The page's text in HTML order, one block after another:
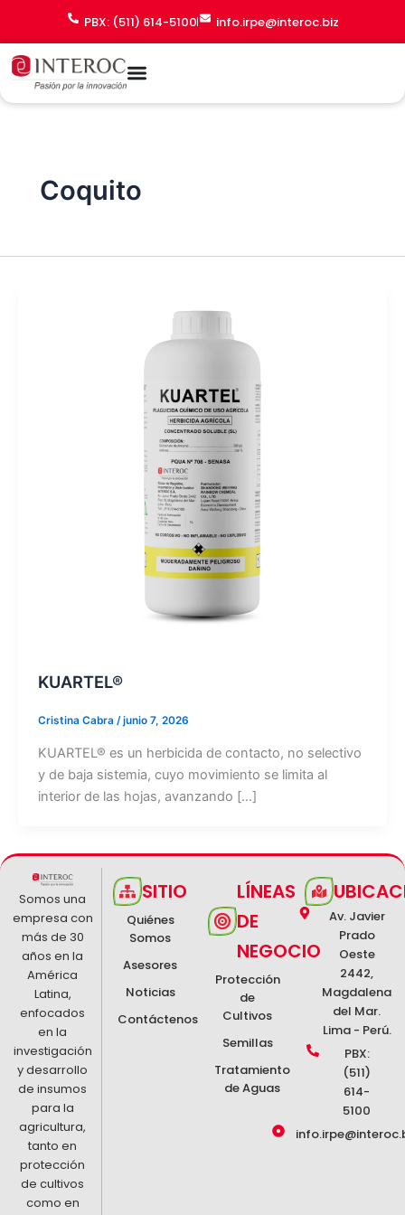
contenido
PBX: (511) 614-5100 info.irpe@interoc.biz
Coquito
KUARTEL®
Cristina Cabra /junio 7, 2026
KUARTEL® es un herbicida de contacto, no selectivo
y de baja sistemia, cuyo movimiento se limita al
interior de las hojas, avanzando […]
Somos una
empresa con
más de 30
años en la
América
Latina,
enfocados
en la
investigación
y desarrollo
de insumos
para la
agricultura,
tanto en
protección
de cultivos
como en
SITIO
Quiénes
Somos
Asesores
Noticias
Contáctenos
LÍNEAS
DE
NEGOCIO
Protección
de
Cultivos
Semillas
Tratamiento
de Aguas
Av. Javier
Prado
Oeste
2442,
Magdalena
del Mar.
Lima - Perú.
PBX:
(511)
614-
5100